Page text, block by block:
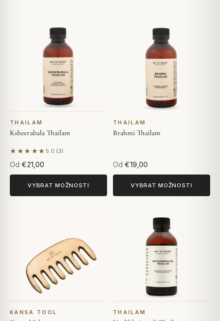
THAILAM
Ksheerabala Thailam
★★★★★ 5.0 (3)
Na základě 3 hodnocení
Od €21,00
VYBRAT MOŽNOSTI
THAILAM
Brahmi Thailam
Od €19,00
VYBRAT MOŽNOSTI
KANSA TOOL THAILAM